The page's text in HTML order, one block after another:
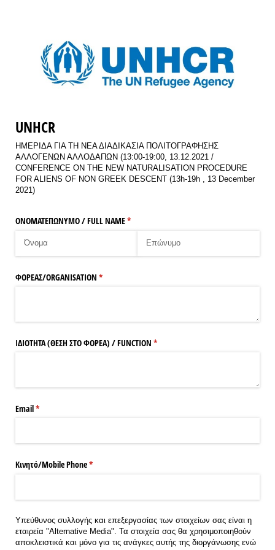
UNHCR
ΗΜΕΡΙΔΑ ΓΙΑ ΤΗ ΝΕΑ ΔΙΑΔΙΚΑΣΙΑ ΠΟΛΙΤΟΓΡΑΦΗΣΗΣ
ΑΛΛΟΓΕΝΩΝ ΑΛΛΟΔΑΠΩΝ (13:00-19:00, 13.12.2021 /
CONFERENCE ON THE NEW NATURALISATION PROCEDURE
FOR ALIENS OF NON GREEK DESCENT (13h-19h , 13 December
2021)
ΟΝΟΜΑΤΕΠΩΝΥΜΟ /​ FULL NAME*
(υποχρεωτικό)
ΦΟΡΕΑΣ/​ORGANISATION *
(υποχρεωτικό)
ΙΔΙΟΤΗΤΑ (ΘΕΣΗ ΣΤΟ ΦΟΡΕΑ) /​ FUNCTION *
(υποχρεωτικό)
Email*
(υποχρεωτικό)
Κινητό/​Mobile Phone*
(υποχρεωτικό)
Υπεύθυνος συλλογής και επεξεργασίας των στοιχείων σας είναι η
εταιρεία "Alternative Media". Τα στοιχεία σας θα χρησιμοποιηθούν
αποκλειστικά και μόνο για τις ανάγκες αυτής της διοργάνωσης ενώ